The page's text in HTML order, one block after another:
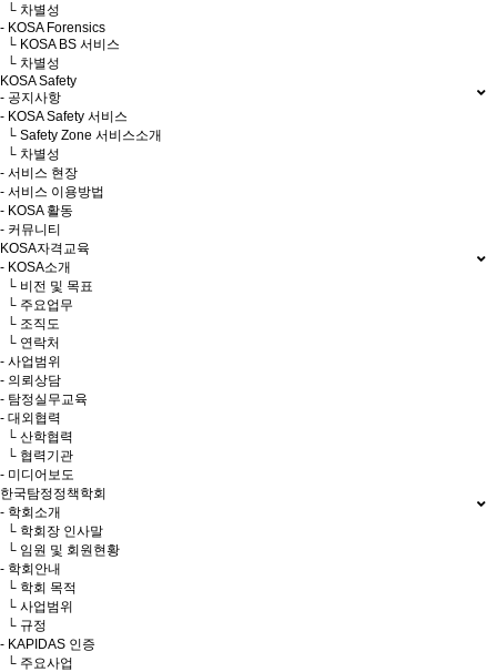
└ 차별성
- KOSA Forensics
└ KOSA BS 서비스
└ 차별성
KOSA Safety
- 공지사항
- KOSA Safety 서비스
└ Safety Zone 서비스소개
└ 차별성
- 서비스 현장
- 서비스 이용방법
- KOSA 활동
- 커뮤니티
KOSA자격교육
- KOSA소개
└ 비전 및 목표
└ 주요업무
└ 조직도
└ 연락처
- 사업범위
- 의뢰상담
- 탐정실무교육
- 대외협력
└ 산학협력
└ 협력기관
- 미디어보도
한국탐정정책학회
- 학회소개
└ 학회장 인사말
└ 임원 및 회원현황
- 학회안내
└ 학회 목적
└ 사업범위
└ 규정
- KAPIDAS 인증
└ 주요사업